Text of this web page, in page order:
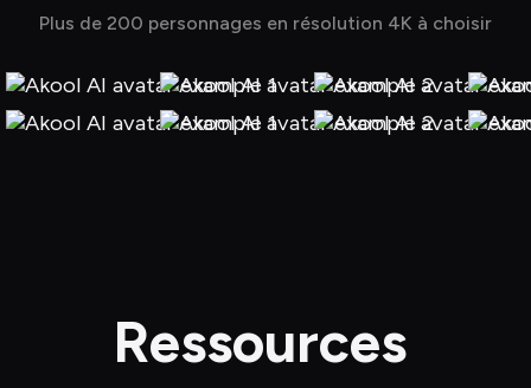
Plus de 200 personnages en résolution 4K à choisir
Ressources